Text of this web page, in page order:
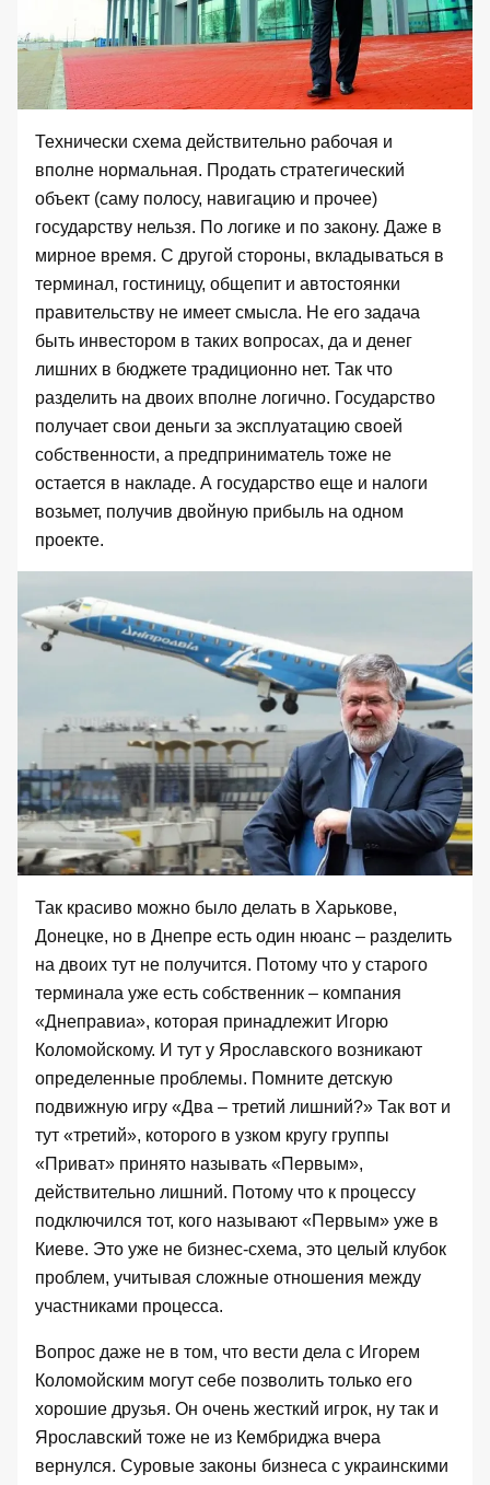
Технически схема действительно рабочая и
вполне нормальная. Продать стратегический
объект (саму полосу, навигацию и прочее)
государству нельзя. По логике и по закону. Даже в
мирное время. С другой стороны, вкладываться в
терминал, гостиницу, общепит и автостоянки
правительству не имеет смысла. Не его задача
быть инвестором в таких вопросах, да и денег
лишних в бюджете традиционно нет. Так что
разделить на двоих вполне логично. Государство
получает свои деньги за эксплуатацию своей
собственности, а предприниматель тоже не
остается в накладе. А государство еще и налоги
возьмет, получив двойную прибыль на одном
проекте.
Так красиво можно было делать в Харькове,
Донецке, но в Днепре есть один нюанс – разделить
на двоих тут не получится. Потому что у старого
терминала уже есть собственник – компания
«Днеправиа», которая принадлежит Игорю
Коломойскому. И тут у Ярославского возникают
определенные проблемы. Помните детскую
подвижную игру «Два – третий лишний?» Так вот и
тут «третий», которого в узком кругу группы
«Приват» принято называть «Первым»,
действительно лишний. Потому что к процессу
подключился тот, кого называют «Первым» уже в
Киеве. Это уже не бизнес-схема, это целый клубок
проблем, учитывая сложные отношения между
участниками процесса.
Вопрос даже не в том, что вести дела с Игорем
Коломойским могут себе позволить только его
хорошие друзья. Он очень жесткий игрок, ну так и
Ярославский тоже не из Кембриджа вчера
вернулся. Суровые законы бизнеса с украинскими